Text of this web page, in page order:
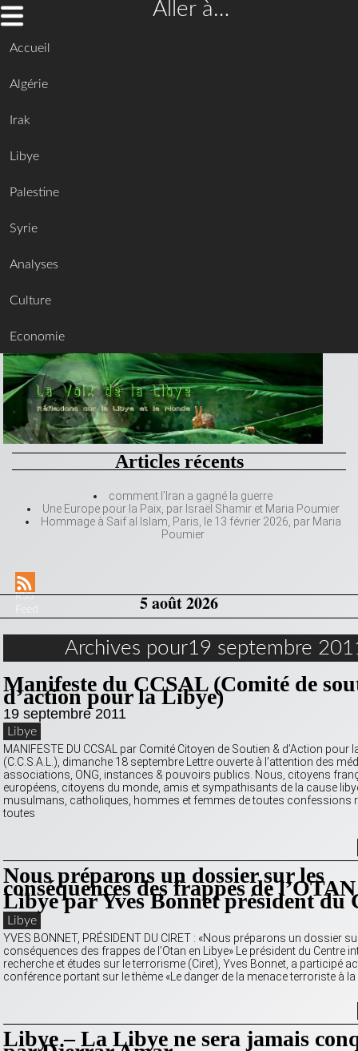
Aller à…
Accueil
Algérie
Irak
Libye
Palestine
Syrie
Analyses
Culture
Economie
Articles récents
comment l’Iran a gagné la guerre
Une Europe pour la Paix, par Israël Shamir et Maria Poumier
Hommage à Saif al Islam, Paris, le 13 février 2026, par Maria
Poumier
RSS
5 août 2026
Archives pour19 septembre
Manifeste du CCSAL (Comité de
d’action pour la Libye)
19 septembre 2011
Libye
MANIFESTE DU CCSAL par Comité Citoyen de Soutien & d’Action pour
(C.C.S.A.L.), dimanche 18 septembre Lettre ouverte à l’attention des
associations, ONG, instances & pouvoirs publics. Nous, citoyens
européens, citoyens du monde, amis et sympathisants de la cause
musulmans, catholiques, hommes et femmes de toutes confessions
toutes
Nous préparons un dossier sur les
conséquences des frappes de
Libye par Yves Bonnet président du
Libye
YVES BONNET, PRÉSIDENT DU CIRET : «Nous préparons un dossier
conséquences des frappes de l’Otan en Libye» Le président du Centre
recherche et études sur le terrorisme (Ciret), Yves Bonnet, a participé
conférence portant sur le thème «Le danger de la menace terroriste à la
Libye – La Libye ne sera jamais